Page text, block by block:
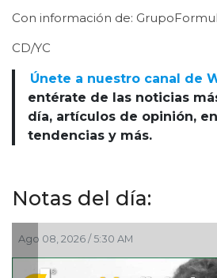
Con información de:
CD/YC
Únete a nuestro canal de
entérate de las noticias
día, artículos de opinión,
tendencias y más.
Notas del día:
/ 5:30 AM